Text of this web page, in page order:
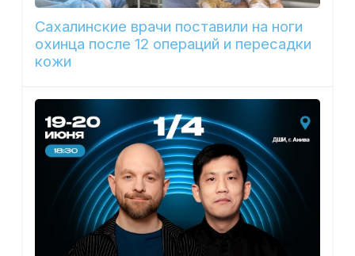
Сахалинские врачи поставили на ноги
охинца после 12 операций и пересадки
кожи